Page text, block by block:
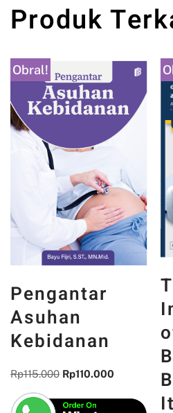
Produk
Obral!
Pengantar
Asuhan
Kebidanan
Rp115.000 Rp110.000